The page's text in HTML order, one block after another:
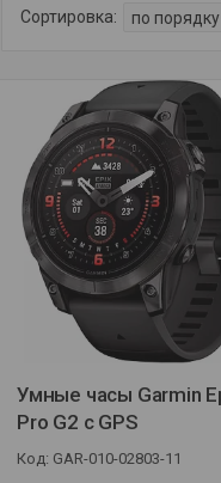
Умные часы Garmin
Pro G2 с GPS
GAR-010-02803-11